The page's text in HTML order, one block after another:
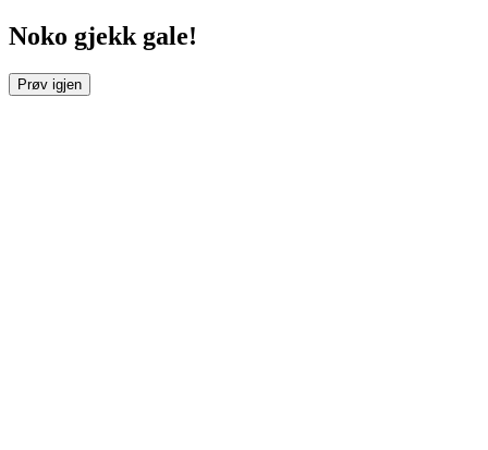
Noko gjekk gale!
Prøv igjen